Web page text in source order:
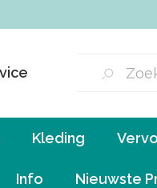
Kleding
Info Nieuwste